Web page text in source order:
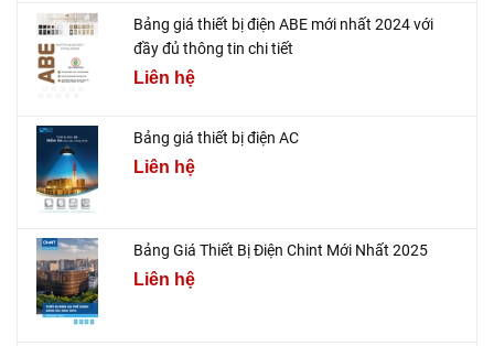
Bảng giá thiết bị điện ABE mới nhất 2024 với
đầy đủ thông tin chi tiết
Liên hệ
Bảng giá thiết bị điện AC
Liên hệ
Bảng Giá Thiết Bị Điện Chint Mới Nhất 2025
Liên hệ